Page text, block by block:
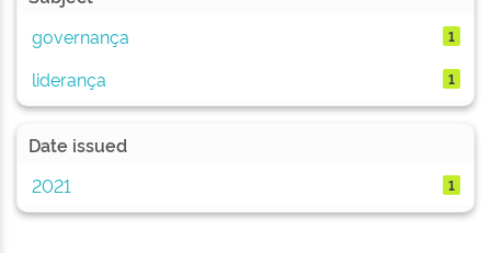
governança
1
liderança 1
Date issued
2021
1